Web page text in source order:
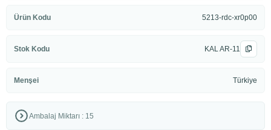
Ürün Kodu 5213-rdc-xr0p00
Stok Kodu KAL AR-11
Menşei Türkiye
Ambalaj Miktarı : 15